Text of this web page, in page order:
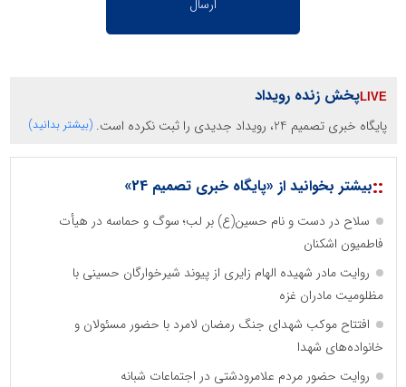
پخش زنده رویداد
پایگاه خبری تصمیم 24، رویداد جدیدی را ثبت نکرده است. (بیشتر بدانید)
::بیشتر بخوانید از «پایگاه خبری تصمیم 24»
سلاح در دست و نام حسین(ع) بر لب؛ سوگ و حماسه در هیأت
فاطمیون اشکنان
روایت مادر شهیده الهام زایری از پیوند شیرخوارگان حسینی با
مظلومیت مادران غزه
افتتاح موکب شهدای جنگ رمضان لامرد با حضور مسئولان و
خانواده‌های شهدا
روایت حضور مردم علامرودشتی در اجتماعات شبانه